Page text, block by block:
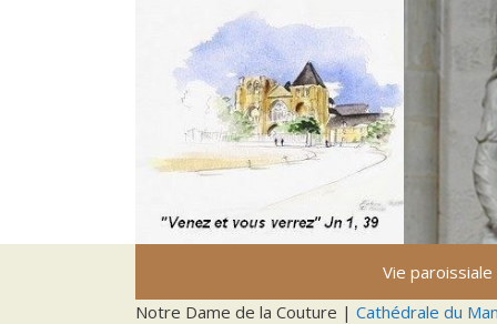
Vie paroissiale
Notre Dame de la Couture | Cathédrale du